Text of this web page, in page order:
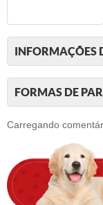
INFORMAÇÕES
FORMAS DE
Carregando